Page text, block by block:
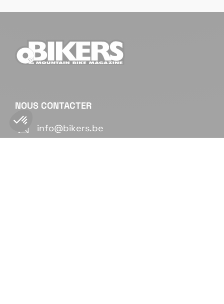
NOUS CONTACTER
 info@bikers.be